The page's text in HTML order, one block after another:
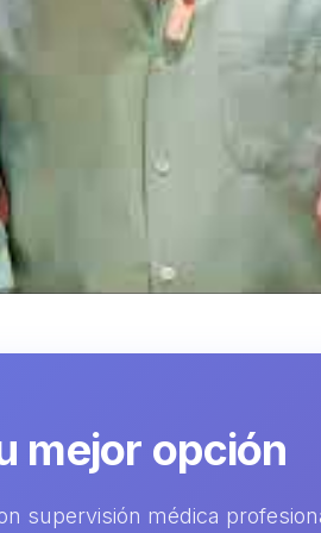
mejor opción
supervisión médica